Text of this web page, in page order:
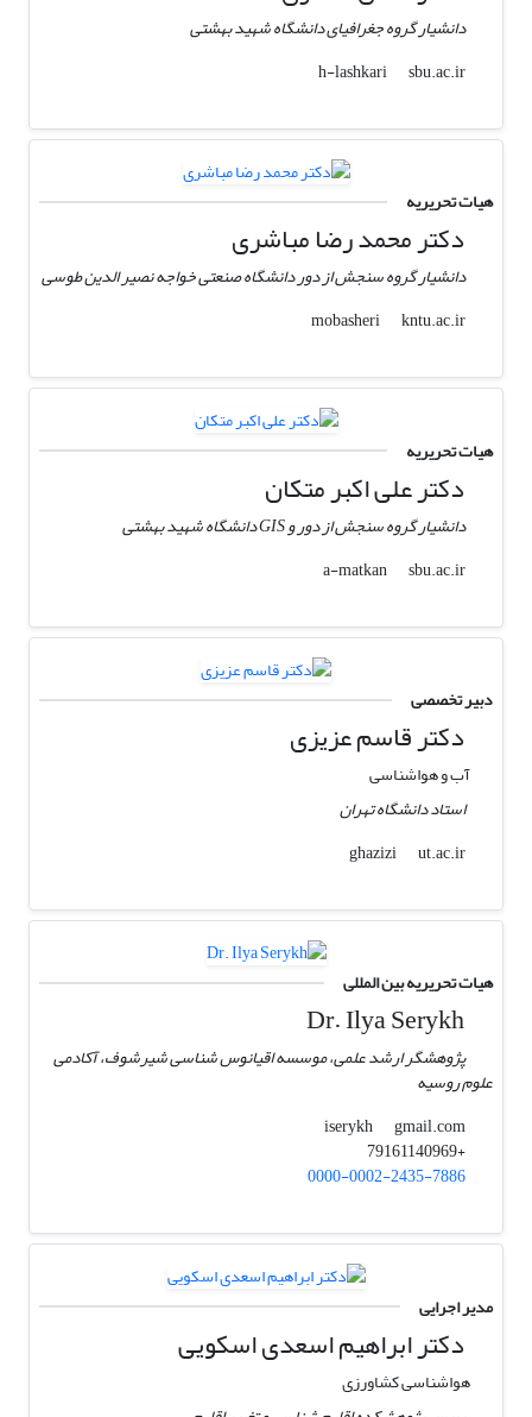
دانشیار گروه جغرافیای دانشگاه شهید بهشتی
h-lashkari
sbu.ac.ir
هیات تحریریه
دکتر محمد رضا مباشری
دانشیار گروه سنجش از دور دانشگاه صنعتی خواجه نصیر الدین طوسی
mobasheri
kntu.ac.ir
هیات تحریریه
دکتر علی اکبر متکان
دانشیار گروه سنجش از دور و GIS دانشگاه شهید بهشتی
a-matkan
sbu.ac.ir
دبیر تخصصی
دکتر قاسم عزیزی
آب و هواشناسی
استاد دانشگاه تهران
ghazizi
ut.ac.ir
هیات تحریریه بین المللی
Dr. Ilya Serykh
پژوهشگر ارشد علمی، موسسه اقیانوس شناسی شیرشوف، آکادمی
علوم روسیه
iserykh
gmail.com
+79161140969
0000-0002-2435-7886
مدیر اجرایی
دکتر ابراهیم اسعدی اسکویی
هواشناسی کشاورزی